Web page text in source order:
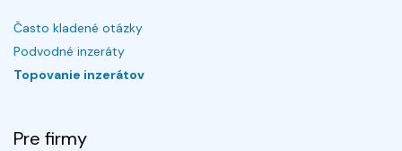
Často kladené otázky
Podvodné inzeráty
Topovanie inzerátov
Pre firmy